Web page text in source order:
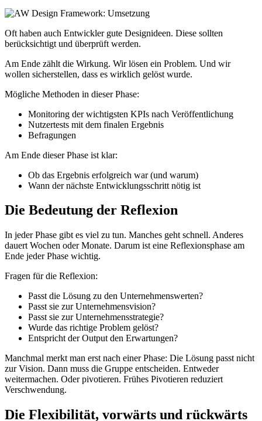
Oft haben auch Entwickler gute Designideen. Diese sollten
berücksichtigt und überprüft werden.
Am Ende zählt die Wirkung. Wir lösen ein Problem. Und wir
wollen sicherstellen, dass es wirklich gelöst wurde.
Mögliche Methoden in dieser Phase:
Monitoring der wichtigsten KPIs nach Veröffentlichung
Nutzertests mit dem finalen Ergebnis
Befragungen
Am Ende dieser Phase ist klar:
Ob das Ergebnis erfolgreich war (und warum)
Wann der nächste Entwicklungsschritt nötig ist
Die Bedeutung der Reflexion
In jeder Phase gibt es viel zu tun. Manches geht schnell. Anderes
dauert Wochen oder Monate. Darum ist eine Reflexionsphase am
Ende jeder Phase wichtig.
Fragen für die Reflexion:
Passt die Lösung zu den Unternehmenswerten?
Passt sie zur Unternehmensvision?
Passt sie zur Unternehmensstrategie?
Wurde das richtige Problem gelöst?
Entspricht der Output den Erwartungen?
Manchmal merkt man erst nach einer Phase: Die Lösung passt nicht
zur Vision. Dann muss die Gruppe entscheiden. Entweder
weitermachen. Oder pivotieren. Frühes Pivotieren reduziert
Verschwendung.
Die Flexibilität, vorwärts und rückwärts